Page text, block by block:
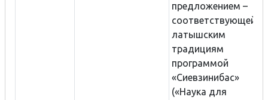
предложением –
соответствующей
латышским
традициям
программой
«Сиевзинибас»
(«Наука для